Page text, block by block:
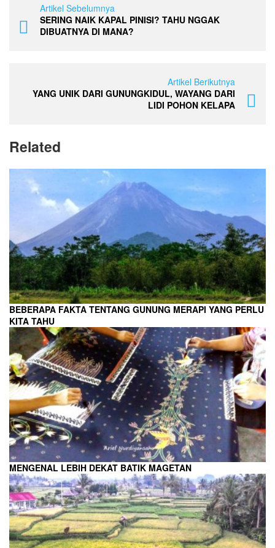
Artikel Sebelumnya
SERING NAIK KAPAL PINISI? TAHU NGGAK
DIBUATNYA DI MANA?
Artikel Berikutnya
YANG UNIK DARI GUNUNGKIDUL, WAYANG DARI
LIDI POHON KELAPA
Related
BEBERAPA FAKTA TENTANG GUNUNG MERAPI YANG PERLU
KITA TAHU
MENGENAL LEBIH DEKAT BATIK MAGETAN